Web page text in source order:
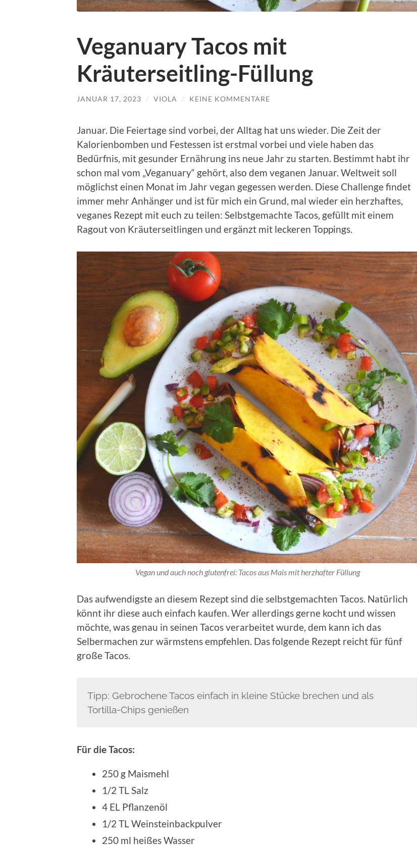
Veganuary Tacos mit
Kräuterseitling-Füllung
JANUAR 17, 2023 / VIOLA / KEINE KOMMENTARE
Januar. Die Feiertage sind vorbei, der Alltag hat uns wieder. Die Zeit der
Kalorienbomben und Festessen ist erstmal vorbei und viele haben das
Bedürfnis, mit gesunder Ernährung ins neue Jahr zu starten. Bestimmt habt ihr
schon mal vom „Veganuary“ gehört, also dem veganen Januar. Weltweit soll
möglichst einen Monat im Jahr vegan gegessen werden. Diese Challenge findet
immer mehr Anhänger und ist für mich ein Grund, mal wieder ein herzhaftes,
veganes Rezept mit euch zu teilen: Selbstgemachte Tacos, gefüllt mit einem
Ragout von Kräuterseitlingen und ergänzt mit leckeren Toppings.
Vegan und auch noch glutenfrei: Tacos aus Mais mit herzhafter Füllung
Das aufwendigste an diesem Rezept sind die selbstgemachten Tacos. Natürlich
könnt ihr diese auch einfach kaufen. Wer allerdings gerne kocht und wissen
möchte, was genau in seinen Tacos verarbeitet wurde, dem kann ich das
Selbermachen zur wärmstens empfehlen. Das folgende Rezept reicht für fünf
große Tacos.
Tipp: Gebrochene Tacos einfach in kleine Stücke brechen und als
Tortilla-Chips genießen
Für die Tacos:
250 g Maismehl
1/2 TL Salz
4 EL Pflanzenöl
1/2 TL Weinsteinbackpulver
250 ml heißes Wasser